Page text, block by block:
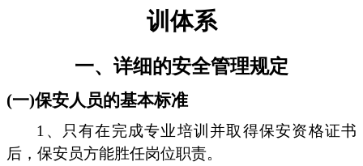
训体系
一、详细的安全管理规定
(一)保安人员的基本标准
1、只有在完成专业培训并取得保安资格证书
后，保安员方能胜任岗位职责。